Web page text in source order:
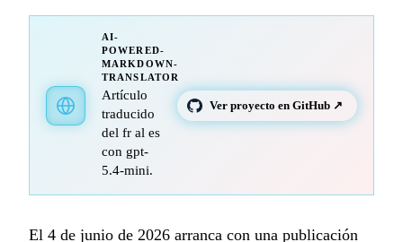
AI-
POWERED-
MARKDOWN-
TRANSLATOR
Artículo
traducido
del fr al es
con gpt-
5.4-mini.
Ver proyecto en GitHub ↗
El 4 de junio de 2026 arranca con una publicación